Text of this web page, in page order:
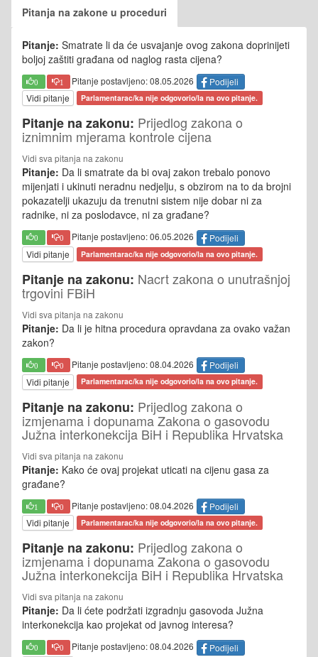
Pitanja na zakone u proceduri
Pitanje: Smatrate li da će usvajanje ovog zakona doprinijeti
boljoj zaštiti građana od naglog rasta cijena?
0 1 Pitanje postavljeno: 08.05.2026
Podijeli
Vidi pitanje
Parlamentarac/ka nije odgovorio/la na ovo pitanje.
Pitanje na zakonu: Prijedlog zakona o
iznimnim mjerama kontrole cijena
Vidi sva pitanja na zakonu
Pitanje: Da li smatrate da bi ovaj zakon trebalo ponovo
mijenjati i ukinuti neradnu nedjelju, s obzirom na to da brojni
pokazatelji ukazuju da trenutni sistem nije dobar ni za
radnike, ni za poslodavce, ni za građane?
0 0 Pitanje postavljeno: 06.05.2026
Podijeli
Vidi pitanje
Parlamentarac/ka nije odgovorio/la na ovo pitanje.
Pitanje na zakonu: Nacrt zakona o unutrašnjoj
trgovini FBiH
Vidi sva pitanja na zakonu
Pitanje: Da li je hitna procedura opravdana za ovako važan
zakon?
0 0 Pitanje postavljeno: 08.04.2026
Podijeli
Vidi pitanje
Parlamentarac/ka nije odgovorio/la na ovo pitanje.
Pitanje na zakonu: Prijedlog zakona o
izmjenama i dopunama Zakona o gasovodu
Južna interkonekcija BiH i Republika Hrvatska
Vidi sva pitanja na zakonu
Pitanje: Kako će ovaj projekat uticati na cijenu gasa za
građane?
1 0 Pitanje postavljeno: 08.04.2026
Podijeli
Vidi pitanje
Parlamentarac/ka nije odgovorio/la na ovo pitanje.
Pitanje na zakonu: Prijedlog zakona o
izmjenama i dopunama Zakona o gasovodu
Južna interkonekcija BiH i Republika Hrvatska
Vidi sva pitanja na zakonu
Pitanje: Da li ćete podržati izgradnju gasovoda Južna
interkonekcija kao projekat od javnog interesa?
0 0 Pitanje postavljeno: 08.04.2026 Podijeli